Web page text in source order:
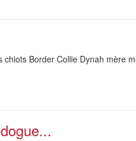
Border Collie Dynah mère